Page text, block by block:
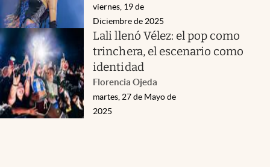
viernes, 19 de
Diciembre de 2025
Lali llenó Vélez: el pop como
trinchera, el escenario como
identidad
Florencia Ojeda
martes, 27 de Mayo de
2025